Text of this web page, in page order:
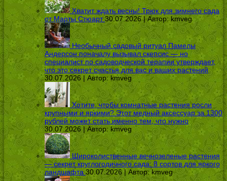
Хватит ждать весны! Трюк для зимнего сада
от Марты Стюарт 30.07.2026 | Автор: kmveg
Необычный садовый ритуал Памелы
Андерсон поначалу вызывал скепсис — но
специалист по садоводческой терапии утверждает,
что это секрет счастья для вас и ваших растений
30.07.2026 | Автор: kmveg
Хотите, чтобы комнатные растения росли
крупными и яркими? Этот медный аксессуар за 1300
рублей может стать именно тем, что нужно
30.07.2026 | Автор: kmveg
Широколиственные вечнозеленые растения
— секрет круглогодичного сада: 8 сортов для яркого
ландшафта 30.07.2026 | Автор:kmveg